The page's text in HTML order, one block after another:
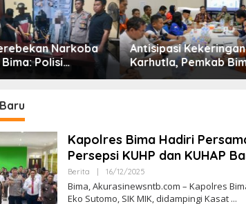
Kekeringan dan
Pemkab Bima
Lintas Sektor
Perang Melawan
Polsek Soromandi
Pengedar dan
Kapolres Bima Hadiri
Persepsi KUHP dan KUHAP
Berita 16/12/2025
E
H
Bima, Akurasinewsntb.com – Kapolres
Eko Sutomo, SIK MIK, didampingi Kasat